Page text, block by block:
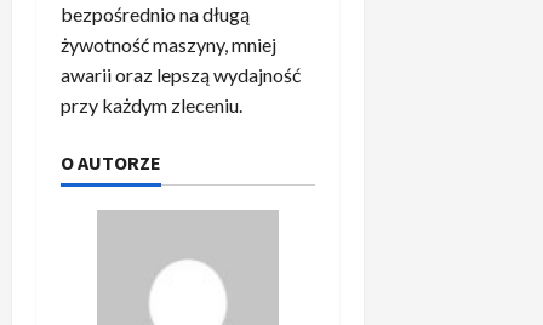
bezpośrednio na długą
żywotność maszyny, mniej
awarii oraz lepszą wydajność
przy każdym zleceniu.
O AUTORZE